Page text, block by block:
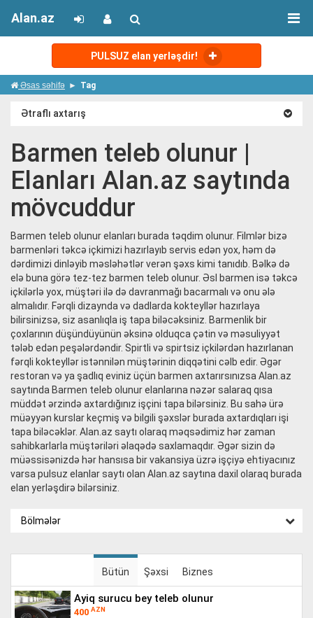
PULSUZ elan yerləşdir!
Alan.az
Əsas səhifə Tag
Ətraflı axtarış
Barmen teleb olunur |
Elanları Alan.az saytında
mövcuddur
Barmen teleb olunur elanları burada təqdim olunur. Filmlər bizə
barmenləri təkcə içkimizi hazırlayıb servis edən yox, həm də
dərdimizi dinləyib məsləhətlər verən şəxs kimi tanıdıb. Bəlkə də
elə buna görə tez-tez barmen teleb olunur. Əsl barmen isə təkcə
içkilərlə yox, müştəri ilə də davranmağı bacarmalı və onu ələ
almalıdır. Fərqli dizaynda və dadlarda kokteyllər hazırlaya
bilirsinizsə, siz asanlıqla iş tapa biləcəksiniz. Barmenlik bir
çoxlarının düşündüyünün əksinə olduqca çətin və məsuliyyət
tələb edən peşələrdəndir. Spirtli və spirtsiz içkilərdən hazırlanan
fərqli kokteyllər istənnilən müştərinin diqqətini cəlb edir. Əgər
restoran və ya şadlıq eviniz üçün barmen axtarırsınızsa Alan.az
saytında Barmen teleb olunur elanlarına nəzər salaraq qısa
müddət ərzində axtardığınız işçini tapa bilərsiniz. Bu sahə ürə
müəyyən kurslar keçmiş və bilgili şəxslər burada axtardıqları işi
tapa biləcəklər. Alan.az saytı olaraq məqsədimiz hər zaman
sahibkarlarla müştəriləri əlaqədə saxlamaqdır. Əgər sizin də
müəssisənizdə hər hansısa bir vakansiya üzrə işçiyə ehtiyacınız
varsa pulsuz elanlar saytı olan Alan.az saytına daxil olaraq burada
elan yerləşdirə bilərsiniz.
Bölmələr
Bütün Şəxsi Biznes
ayiq surucu bey teleb olunur
400 AZN